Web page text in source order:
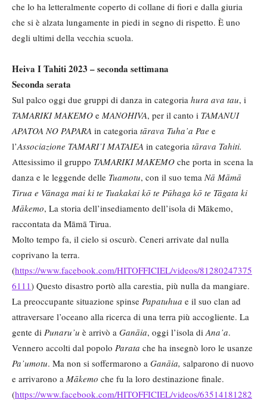
che lo ha letteralmente coperto di collane di fiori e dalla giuria
che si è alzata lungamente in piedi in segno di rispetto. È uno
degli ultimi della vecchia scuola.
Heiva I Tahiti 2023 – seconda settimana
Seconda serata
Sul palco oggi due gruppi di danza in categoria hura ava tau, i
TAMARIKI MAKEMO e MANOHIVA, per il canto i TAMANUI
APATOA NO PAPARA in categoria tārava Tuha’a Pae e
l’Associazione TAMARI’I MATAIEA in categoria tārava Tahiti.
Attesissimo il gruppo TAMARIKI MAKEMO che porta in scena la
danza e le leggende delle Tuamotu, con il suo tema Nā Māmā
Tirua e Vānaga mai ki te Tuakakai kō te Pūhaga kō te Tāgata ki
Mākemo, La storia dell’insediamento dell’isola di Mākemo,
raccontata da Māmā Tirua.
Molto tempo fa, il cielo si oscurò. Ceneri arrivate dal nulla
coprivano la terra.
(https://www.facebook.com/HITOFFICIEL/videos/81280247375
6111) Questo disastro portò alla carestia, più nulla da mangiare.
La preoccupante situazione spinse Papatuhua e il suo clan ad
attraversare l’oceano alla ricerca di una terra più accogliente. La
gente di Punaru’u è arrivò a Ganāia, oggi l’isola diAna’a.
Vennero accolti dal popolo Parata che ha insegnò loro le usanze
Pa’umotu. Ma non si soffermarono a Ganāia, salparono di nuovo
e arrivarono a Mākemo che fu la loro destinazione finale.
(https://www.facebook.com/HITOFFICIEL/videos/63514181282